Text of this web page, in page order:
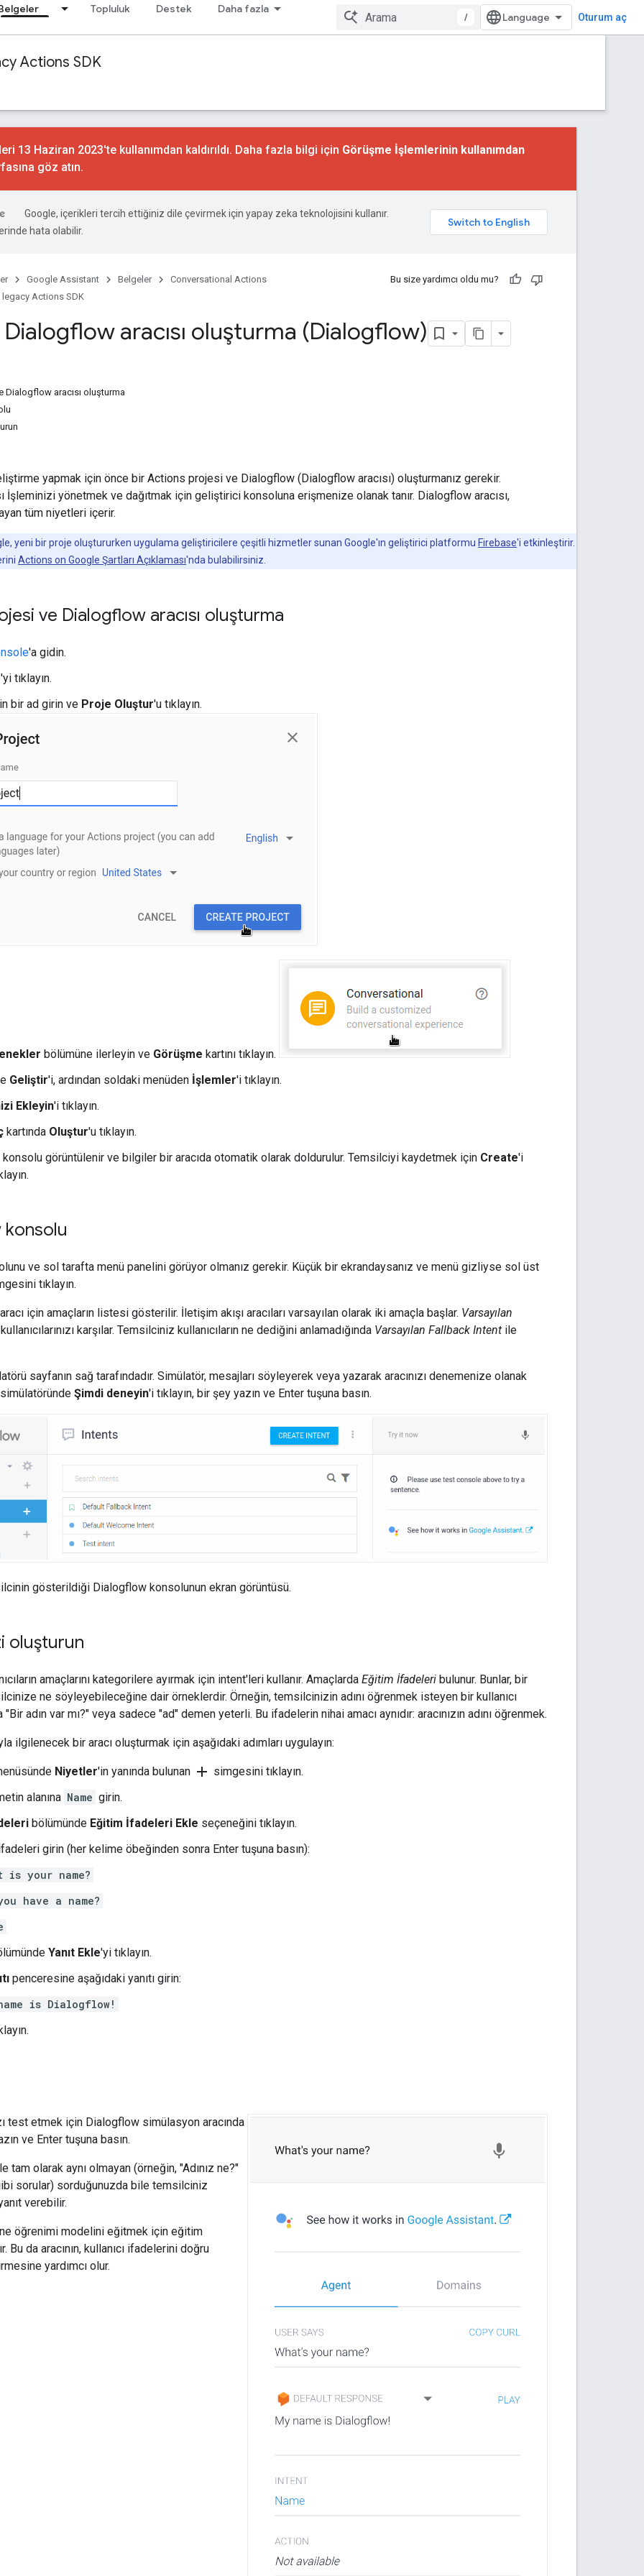
Topluluk Destek Daha fazla
/ Oturum aç
Actions SDK
13 Haziran 2023'te kullanımdan kaldırıldı. Daha fazla bilgi için Görüşme İşlemlerinin kullanımdan
göz atın.
Google, içerikleri tercih ettiğiniz dile çevirmek için yapay zeka teknolojisini kullanır.
hata olabilir.
Google Assistant Belgeler
Conversational Actions
legacy Actions SDK
Bu size yardımcı oldu mu?
Dialogflow aracısı oluşturma (Dialogflow)
Dialogflow aracısı oluşturma
yapmak için önce bir Actions projesi ve Dialogflow (Dialogflow aracısı) oluşturmanız gerekir.
İşleminizi yönetmek ve dağıtmak için geliştirici konsoluna erişmenize olanak tanır. Dialogflow aracısı,
tüm niyetleri içerir.
yeni bir proje oluştururken uygulama geliştiricilere çeşitli hizmetler sunan Google'ın geliştirici platformu Firebase'i etkinleştirir.
Actions on Google Şartları Açıklaması'nda bulabilirsiniz.
ve Dialogflow aracısı oluşturma
'a gidin.
'yi tıklayın.
bir ad girin ve Proje Oluştur'u tıklayın.
bölümüne ilerleyin ve Görüşme kartını tıklayın.
Geliştir'i, ardından soldaki menüden İşlemler'i tıklayın.
Ekleyin'i tıklayın.
kartında Oluştur'u tıklayın.
konsolu görüntülenir ve bilgiler bir aracıda otomatik olarak doldurulur. Temsilciyi kaydetmek için Create'i
konsolu
ve sol tarafta menü panelini görüyor olmanız gerekir. Küçük bir ekrandaysanız ve menü gizliyse sol üst
tıklayın.
için amaçların listesi gösterilir. İletişim akışı aracıları varsayılan olarak iki amaçla başlar. Varsayılan
kullanıcılarınızı karşılar. Temsilciniz kullanıcıların ne dediğini anlamadığında Varsayılan Fallback Intent ile
sayfanın sağ tarafındadır. Simülatör, mesajları söyleyerek veya yazarak aracınızı denemenize olanak
simülatöründe Şimdi deneyin'i tıklayın, bir şey yazın ve Enter tuşuna basın.
gösterildiği Dialogflow konsolunun ekran görüntüsü.
oluşturun
amaçlarını kategorilere ayırmak için intent'leri kullanır. Amaçlarda Eğitim İfadeleri bulunur. Bunlar, bir
ne söyleyebileceğine dair örneklerdir. Örneğin, temsilcinizin adını öğrenmek isteyen bir kullanıcı
"Bir adın var mı?" veya sadece "ad" demen yeterli. Bu ifadelerin nihai amacı aynıdır: aracınızın adını öğrenmek.
ilgilenecek bir aracı oluşturmak için aşağıdaki adımları uygulayın:
Niyetler'in yanında bulunan add simgesini tıklayın.
alanına Name girin.
bölümünde Eğitim İfadeleri Ekle seçeneğini tıklayın.
ifadeleri girin (her kelime öbeğinden sonra Enter tuşuna basın):
is your name?
have a name?
Yanıt Ekle'yi tıklayın.
penceresine aşağıdaki yanıtı girin:
is Dialogflow!
test etmek için Dialogflow simülasyon aracında
ve Enter tuşuna basın.
tam olarak aynı olmayan (örneğin, "Adınız ne?"
gibi sorular) sorduğunuzda bile temsilciniz
verebilir.
öğrenimi modelini eğitmek için eğitim
Bu da aracının, kullanıcı ifadelerini doğru
yardımcı olur.